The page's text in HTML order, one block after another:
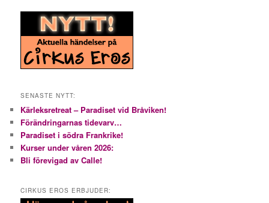
SENASTE NYTT:
Kärleksretreat – Paradiset vid Bråviken!
Förändringarnas tidevarv…
Paradiset i södra Frankrike!
Kurser under våren 2026:
Bli förevigad av Calle!
CIRKUS EROS ERBJUDER: